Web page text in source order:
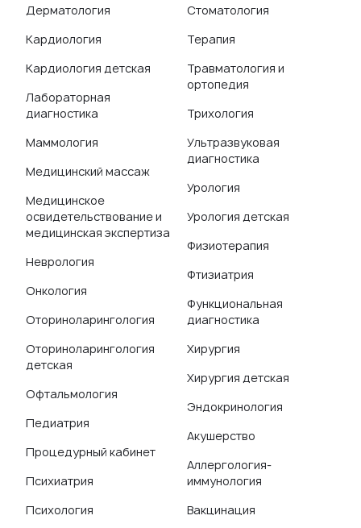
Дерматология
Кардиология
Кардиология детская
Лабораторная
диагностика
Маммология
Медицинский массаж
Медицинское
освидетельствование и
медицинская экспертиза
Неврология
Онкология
Оториноларингология
Оториноларингология
детская
Офтальмология
Педиатрия
Процедурный кабинет
Психиатрия
Психология
Стоматология
Терапия
Травматология и
ортопедия
Трихология
Ультразвуковая
диагностика
Урология
Урология детская
Физиотерапия
Фтизиатрия
Функциональная
диагностика
Хирургия
Хирургия детская
Эндокринология
Акушерство
Аллергология-
иммунология
Вакцинация